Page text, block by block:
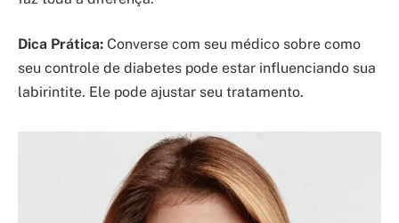
Dica Prática: Converse com seu médico sobre como
seu controle de diabetes pode estar influenciando sua
labirintite. Ele pode ajustar seu tratamento.